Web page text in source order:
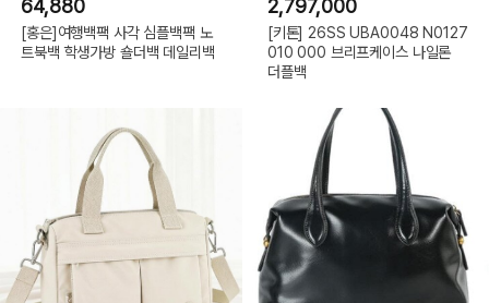
64,880
[홍은]여행백팩 사각 심플백팩 노
트북백 학생가방 숄더백 데일리백
2,797,000
[키톤] 26SS UBA0048 N0127
010 000 브리프케이스 나일론
더플백